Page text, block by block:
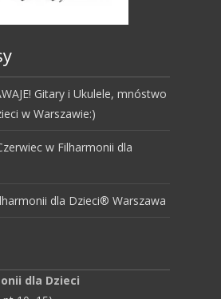
Gitary i Ukulele, mnóstwo
w Warszawie:)
w Filharmonii dla
dla Dzieci® Warszawa
dla Dzieci